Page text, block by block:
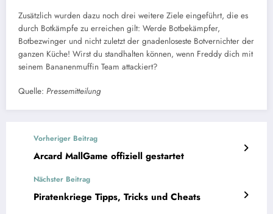
Zusätzlich wurden dazu noch drei weitere Ziele eingeführt, die es
durch Botkämpfe zu erreichen gilt: Werde Botbekämpfer,
Botbezwinger und nicht zuletzt der gnadenloseste Botvernichter der
ganzen Küche! Wirst du standhalten können, wenn Freddy dich mit
seinem Bananenmuffin Team attackiert?
Quelle: Pressemitteilung
Vorheriger Beitrag
Arcard MallGame offiziell gestartet
Nächster Beitrag
Piratenkriege Tipps, Tricks und Cheats